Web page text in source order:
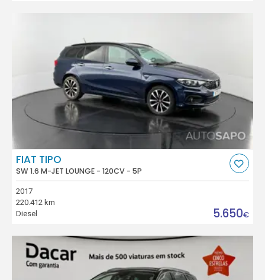
FIAT TIPO
SW 1.6 M-JET LOUNGE - 120CV - 5P
2017
220.412 km
Diesel
5.650€